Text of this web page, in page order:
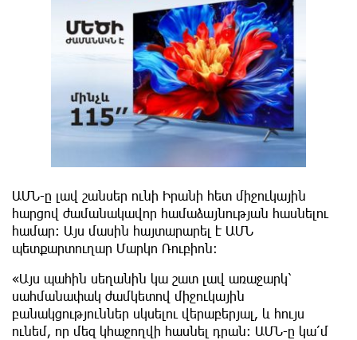
ԱՄՆ-ը լավ շանսեր ունի Իրանի հետ միջուկային
հարցով ժամանակավոր համաձայնության հասնելու
համար: Այս մասին հայտարարել է ԱՄՆ
պետքարտուղար Մարկո Ռուբիոն:
«Այս պահին սեղանին կա շատ լավ առաջարկ՝
սահմանափակ ժամկետով միջուկային
բանակցություններ սկսելու վերաբերյալ, և հույս
ունեմ, որ մեզ կհաջողվի հասնել դրան: ԱՄՆ-ը կա՛մ